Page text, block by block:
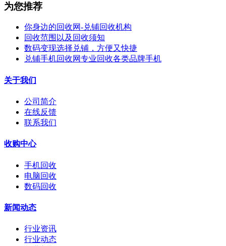
为您推荐
你身边的回收网-兑铺回收机构
回收范围以及回收须知
数码变现选择兑铺，方便又快捷
兑铺手机回收网专业回收各类品牌手机
关于我们
公司简介
在线反馈
联系我们
收购中心
手机回收
电脑回收
数码回收
新闻动态
行业资讯
行业动态